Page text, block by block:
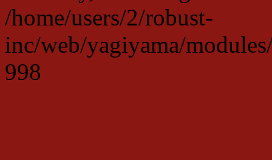
/home/users/2/robust-
inc/web/yagiyama/
998